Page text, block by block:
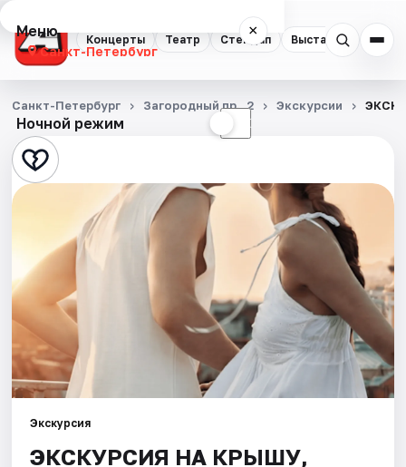
Концерты Театр Стендап Выставки
Меню ×
Санкт-Петербург
Концерты
Театр
Стендап
Выставки
Квесты
Экскурсии
Спорт
События
Города
Ночной режим ☾
Санкт-Петербург Загородный пр., 2 Экскурсии
Экскурсия
ЭКСКУРСИЯ НА КРЫШУ,